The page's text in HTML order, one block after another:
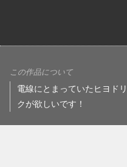
この作品について
電線にとまっていたヒヨド
クが欲しいです！